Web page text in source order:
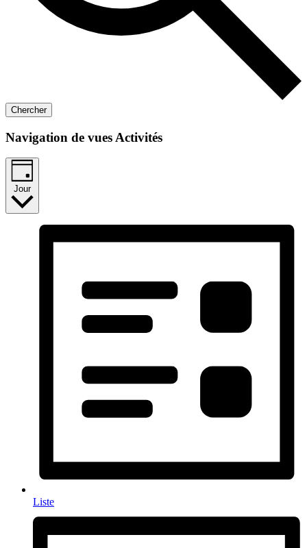
Chercher
Navigation de vues Activités
Jour
Liste